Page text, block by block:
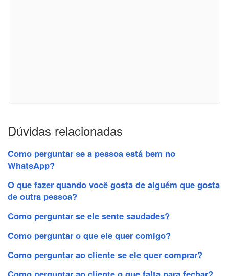
Dúvidas relacionadas
Como perguntar se a pessoa está bem no
WhatsApp?
O que fazer quando você gosta de alguém que gosta
de outra pessoa?
Como perguntar se ele sente saudades?
Como perguntar o que ele quer comigo?
Como perguntar ao cliente se ele quer comprar?